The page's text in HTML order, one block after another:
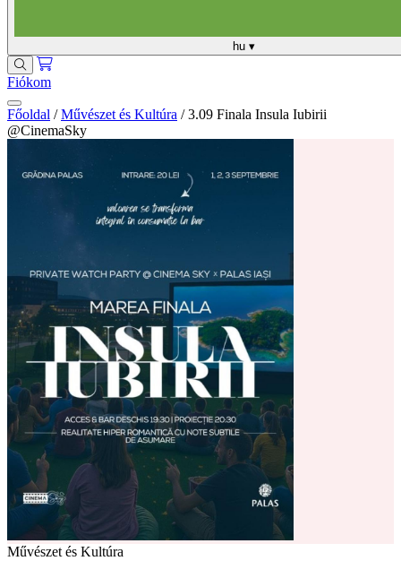
hu ▾
Fiókom
Főoldal / Művészet és Kultúra / 3.09 Finala Insula Iubirii
@CinemaSky
Művészet és Kultúra